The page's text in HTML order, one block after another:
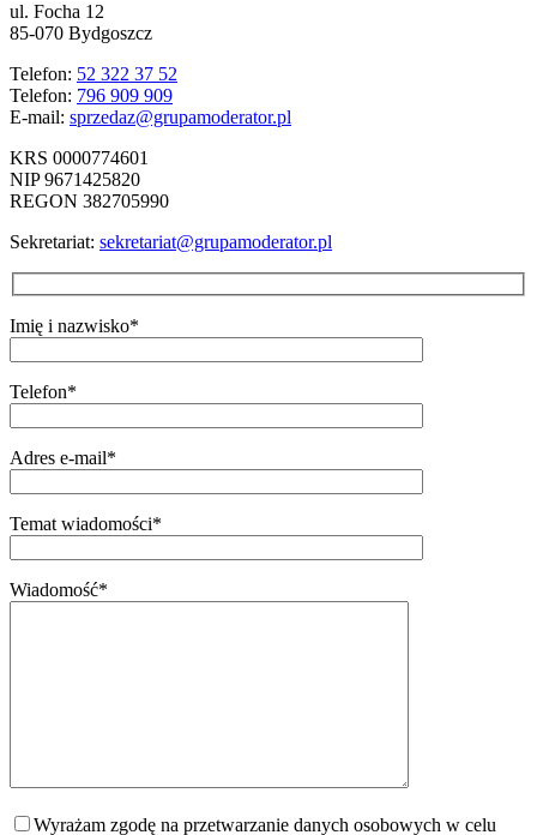
ul. Focha 12
85-070 Bydgoszcz
Telefon: 52 322 37 52
Telefon: 796 909 909
E-mail: sprzedaz@grupamoderator.pl
KRS 0000774601
NIP 9671425820
REGON 382705990
Sekretariat: sekretariat@grupamoderator.pl
Imię i nazwisko*
Telefon*
Adres e-mail*
Temat wiadomości*
Wiadomość*
Wyrażam zgodę na przetwarzanie danych osobowych w celu